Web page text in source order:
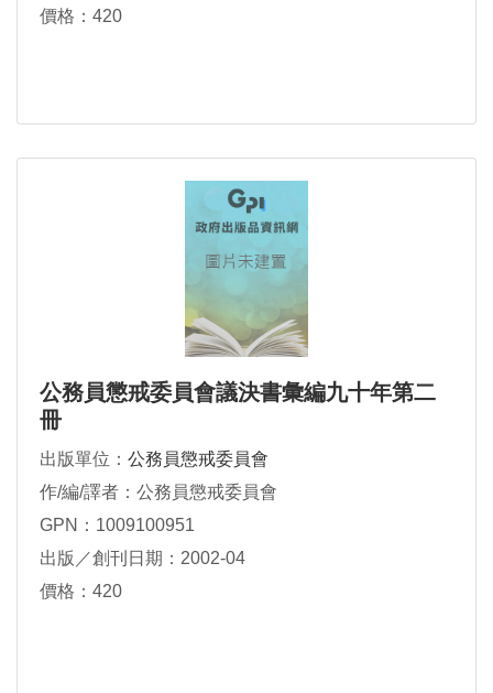
價格：420
公務員懲戒委員會議決書彙編九十年第二
冊
出版單位： 公務員懲戒委員會
作/編/譯者：公務員懲戒委員會
GPN：1009100951
出版／創刊日期：2002-04
價格：420